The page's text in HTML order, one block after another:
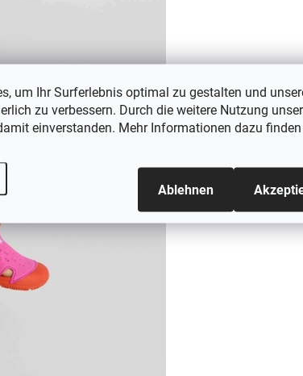
um Ihr Surferlebnis optimal zu gestalten und
zu verbessern. Durch die weitere Nutzung
einverstanden. Mehr Informationen dazu
Ablehnen